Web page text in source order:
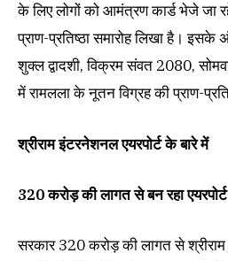
के लिए लोगों को आमंत्रण कार्ड भेजे जा
प्राण-प्रतिष्ठा समारोह लिखा है।
शुक्ल द्वादशी, विक्रम संवत 2080,
में रामलला के नूतन विग्रह की प्राण-
श्रीराम इंटरनेशनल एयरपोर्ट के बारे में
320 करोड़ की लागत से बन रहा एयरपोर्ट
सरकार 320 करोड़ की लागत से श्रीराम